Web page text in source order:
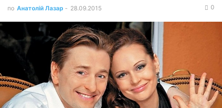
по Анатолій Лазар - 28.09.2015 0